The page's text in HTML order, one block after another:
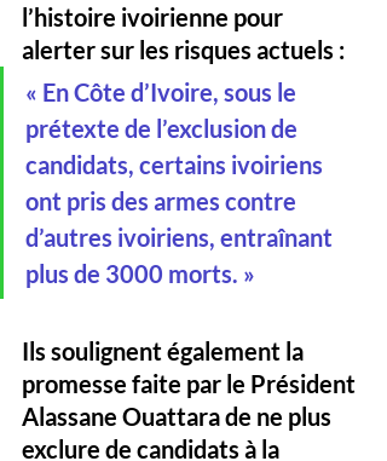
l’histoire ivoirienne pour
alerter sur les risques actuels :
« En Côte d’Ivoire, sous le
prétexte de l’exclusion de
candidats, certains ivoiriens
ont pris des armes contre
d’autres ivoiriens, entraînant
plus de 3000 morts. »
Ils soulignent également la
promesse faite par le Président
Alassane Ouattara de ne plus
exclure de candidats à la